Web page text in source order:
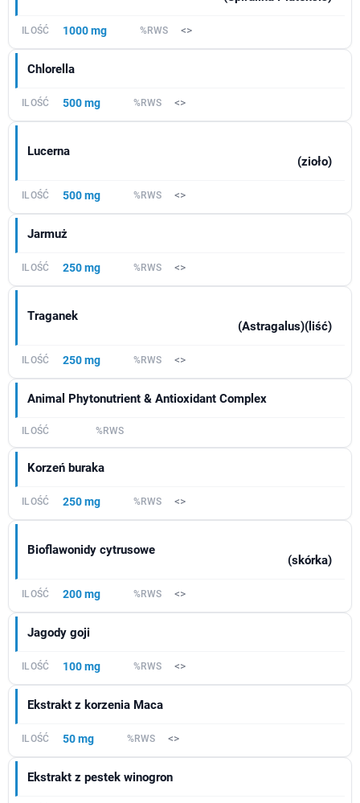
1000 mg <>
Chlorella
500 mg <>
Lucerna
(zioło)
500 mg <>
Jarmuż
250 mg <>
Traganek
(Astragalus)(liść)
250 mg <>
Animal Phytonutrient & Antioxidant Complex
Korzeń buraka
250 mg <>
Bioflawonidy cytrusowe
(skórka)
200 mg <>
Jagody goji
100 mg <>
Ekstrakt z korzenia Maca
50 mg <>
Ekstrakt z pestek winogron